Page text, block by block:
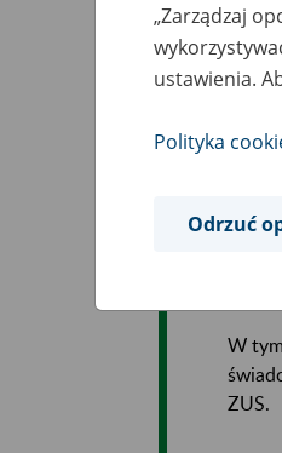
tym
takich
W
ZUS.
„Zarządzaj
ustawienia.
Polityka
Odrzuć